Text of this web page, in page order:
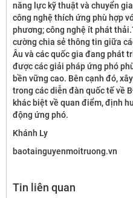
năng lực kỹ thuật và chuyển
công nghệ thích ứng phù hợp
phương; công nghệ ít phát
cường chia sẻ thông tin giữa
Âu và các quốc gia đang phát
được các giải pháp ứng phó
bền vững cao. Bên cạnh đó,
trong các diễn đàn quốc tế về
khác biệt về quan điểm, định
động ứng phó.
Khánh Ly
baotainguyenmoitruong.vn
Tin liên quan